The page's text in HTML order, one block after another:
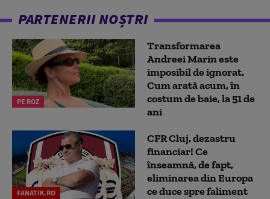
PARTENERII NOȘTRI
PE ROZ
Transformarea
Andreei Marin este
imposibil de ignorat.
Cum arată acum, în
costum de baie, la 51 de
ani
FANATIK.RO
CFR Cluj, dezastru
financiar! Ce
înseamnă, de fapt,
eliminarea din Europa
ce duce spre faliment